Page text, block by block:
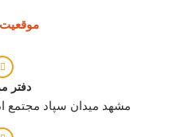
دفتر
مشهد میدان سپاد مجتمع